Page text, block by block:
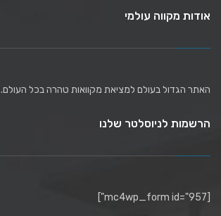
אודות מקווה עולמי
האתר הגדול בעולם למציאת מקוואות טהרה בכל העולם.
הרשמות לניוסלטר שלנו
[mc4wp_form id="957"]